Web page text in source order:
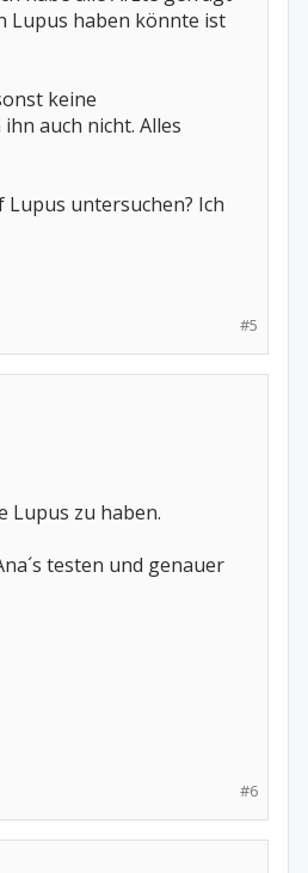
Lupus haben könnte ist
keine
auch nicht. Alles
untersuchen? Ich
#5
Lupus zu haben.
testen und genauer
#6